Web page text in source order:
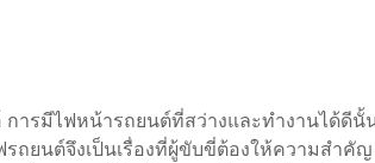
ารมีไฟหน้ารถยนต์ที่สว่างและทำงานได้ดี
รถยนต์จึงเป็นเรื่องที่ผู้ขับขี่ต้องให้ความส